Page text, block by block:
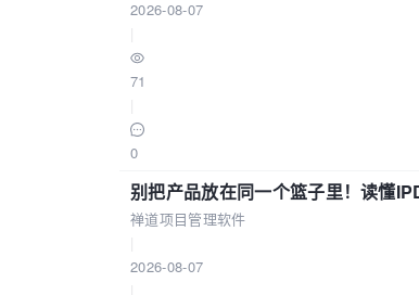
2026-08-07
71
0
别把产品放在同一个篮子里！读懂
禅道项目管理软件
2026-08-07